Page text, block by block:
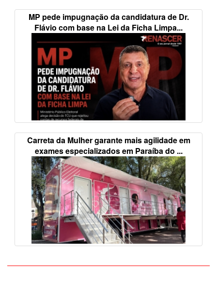
MP pede impugnação da candidatura de Dr.
Flávio com base na Lei da Ficha Limpa...
Carreta da Mulher garante mais agilidade em
exames especializados em Paraíba do ...